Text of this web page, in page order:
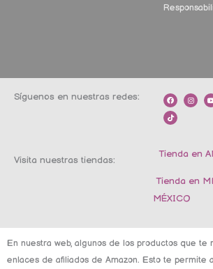
Síguenos en nuestras redes:
F
a
c
e
b
I
n
s
m
Y
u
T
i
k
t
o
Visita nuestras tiendas:
Tienda en
Tienda en
MÉXICO
En nuestra web, algunos de los productos que te
enlaces de afiliados de Amazon. Esto te permite